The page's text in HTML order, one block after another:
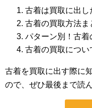
古着は買取に出し
古着の買取方法ま
パターン別！古
古着の買取につい
古着を買取に出す際に
ので、ぜひ最後まで読